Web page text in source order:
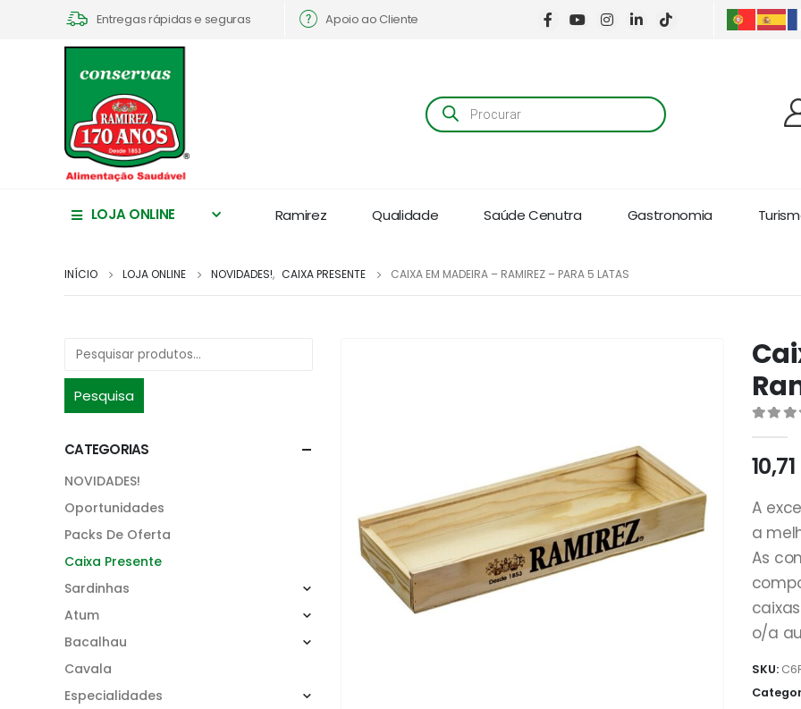
Entregas rápidas e seguras Apoio ao Cliente
Products
search
LOJA ONLINE Ramirez Qualidade Saúde Cenutra Gastronomia
INÍCIO LOJA ONLINE NOVIDADES!, CAIXA PRESENTE CAIXA EM MADEIRA – RAMIREZ – PARA 5 LATAS
10,71
A
a
As
o/a
SKU:
Pesquisa
CATEGORIAS
NOVIDADES!
Oportunidades
Packs De Oferta
Caixa Presente
Sardinhas
Atum
Bacalhau
Cavala
Especialidades